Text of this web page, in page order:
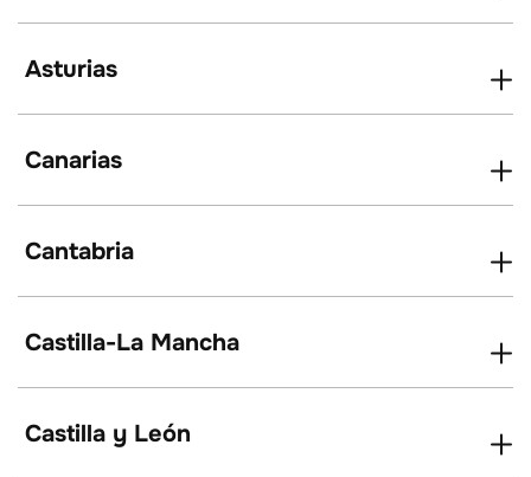
Asturias
Canarias
Cantabria
Castilla-La Mancha
Castilla y León